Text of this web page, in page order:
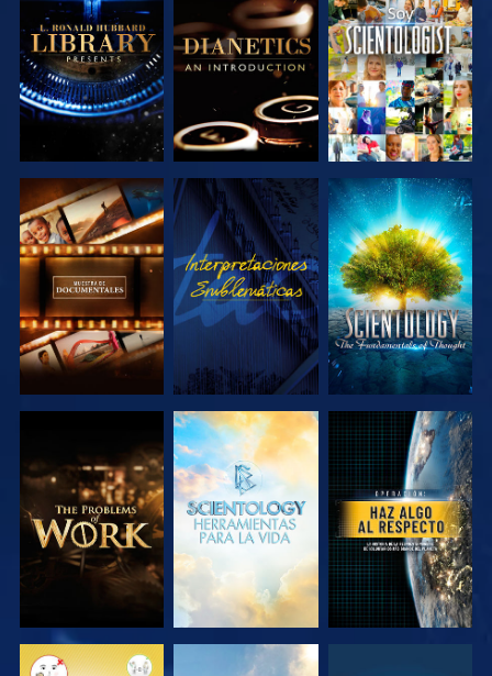
EXPLORA LAS
SERIES
EXPLORA LAS
SERIES
VE
EXPLORA LAS
SERIES
VE
EXPLORA LAS
SERIES
EXPLORA LAS
SERIES
EXPLORA LAS
SERIES
VE